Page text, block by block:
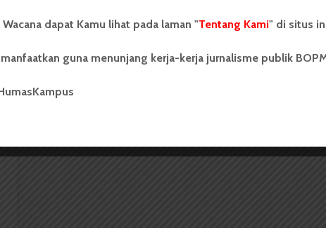
dapat Kamu lihat pada laman "Tentang Kami" di situs
guna menunjang kerja-kerja jurnalisme publik